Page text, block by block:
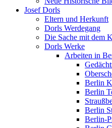
Josef Dorls
Eltern und Herkunft
Dorls Werdegang
Die Sache mit dem
Dorls Werke
Arbeiten in
Berlin
Berlin
Berlin
Berlin-